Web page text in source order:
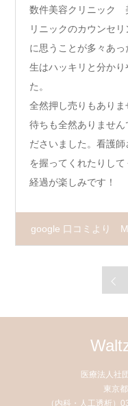
数件美容クリニック
リニックのカウンセ
に思うことが多々あ
生はハッキリと分か
た。
全然押し売りもありま
待ちも全然ありません
ださいました。看護
を握ってくれたりして
経過が楽しみです！
google 口コミより
医療法人社
東京
（内科・人工透析）